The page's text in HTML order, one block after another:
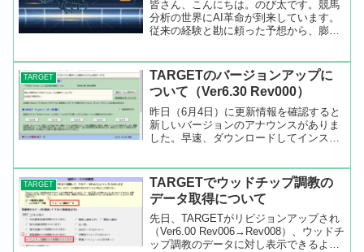
皆さん、こんにちは。のび太です。競馬
分析の世界にAI革命が到来しています。
従来の経験と勘に頼った予想から、膨大
ChatGPTを組み合わせた、新しい競馬分
析手法をご紹...
TARGET
TARGETのバージョンアップに
ついて（Ver6.30 Rev000）
昨日（6月4日）に更新情報を確認すると
新しいバージョンのアナウンスがありま
した。早速、ダウンロードしてインスト
見ると【注意】TARGET frontier JV は、
本...
TARGET
TARGETでウッドチップ調教の
データ取得について
先日、TARGETがリビジョンアップされ
（Ver6.00 Rev006→Rev008）、ウッドチ
ップ調教のデータに対し表示できるよう